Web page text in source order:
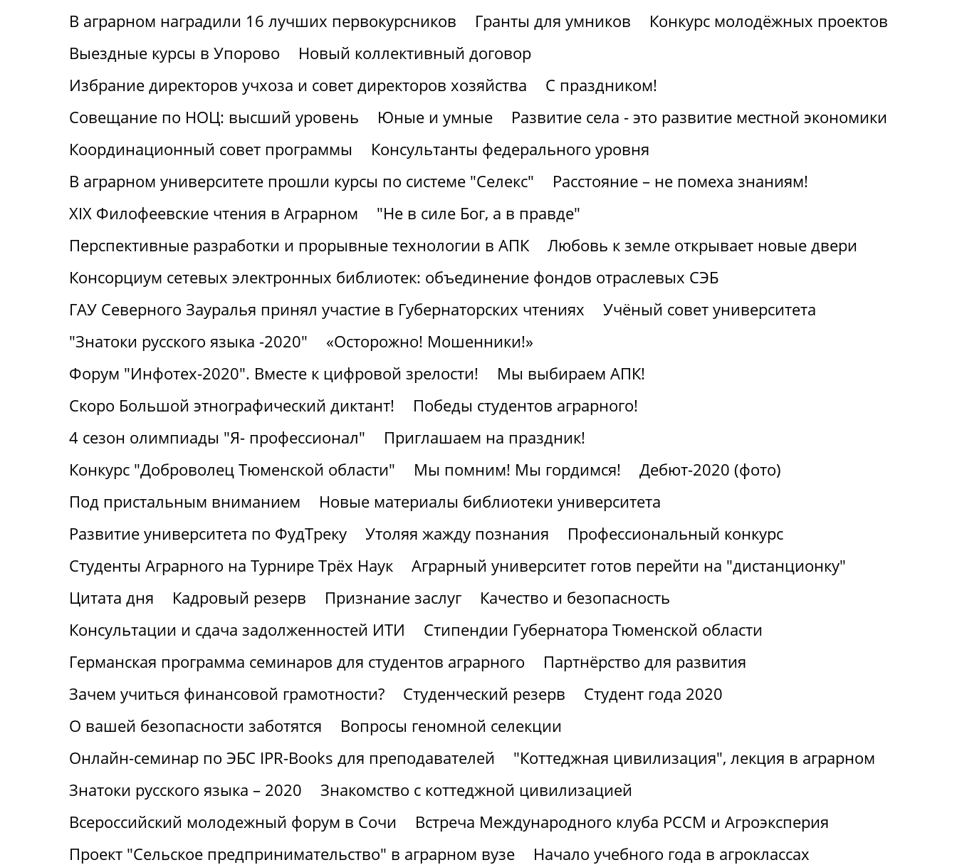
В аграрном наградили 16 лучших первокурсников
Гранты для умников
Конкурс молодёжных проектов
Выездные курсы в Упорово
Новый коллективный договор
Избрание директоров учхоза и совет директоров хозяйства
С праздником!
Совещание по НОЦ: высший уровень
Юные и умные
Развитие села - это развитие местной экономики
Координационный совет программы
Консультанты федерального уровня
В аграрном университете прошли курсы по системе "Селекс"
Расстояние – не помеха знаниям!
XIX Филофеевские чтения в Аграрном
"Не в силе Бог, а в правде"
Перспективные разработки и прорывные технологии в АПК
Любовь к земле открывает новые двери
Консорциум сетевых электронных библиотек: объединение фондов отраслевых СЭБ
ГАУ Северного Зауралья принял участие в Губернаторских чтениях
Учёный совет университета
"Знатоки русского языка -2020"
«Осторожно! Мошенники!»
Форум "Инфотех-2020". Вместе к цифровой зрелости!
Мы выбираем АПК!
Скоро Большой этнографический диктант!
Победы студентов аграрного!
4 сезон олимпиады "Я- профессионал"
Приглашаем на праздник!
Конкурс "Доброволец Тюменской области"
Мы помним! Мы гордимся!
Дебют-2020 (фото)
Под пристальным вниманием
Новые материалы библиотеки университета
Развитие университета по ФудТреку
Утоляя жажду познания
Профессиональный конкурс
Студенты Аграрного на Турнире Трёх Наук
Аграрный университет готов перейти на "дистанционку"
Цитата дня
Кадровый резерв Признание заслуг
Качество и безопасность
Консультации и сдача задолженностей ИТИ
Стипендии Губернатора Тюменской области
Германская программа семинаров для студентов аграрного
Партнёрство для развития
Зачем учиться финансовой грамотности?
Студенческий резерв
Студент года 2020
О вашей безопасности заботятся
Вопросы геномной селекции
Онлайн-семинар по ЭБС IPR-Books для преподавателей
"Коттеджная цивилизация", лекция в аграрном
Знатоки русского языка – 2020
Знакомство с коттеджной цивилизацией
Всероссийский молодежный форум в Сочи
Встреча Международного клуба РССМ и Агроэксперия
Проект "Сельское предпринимательство" в аграрном вузе
Начало учебного года в агроклассах